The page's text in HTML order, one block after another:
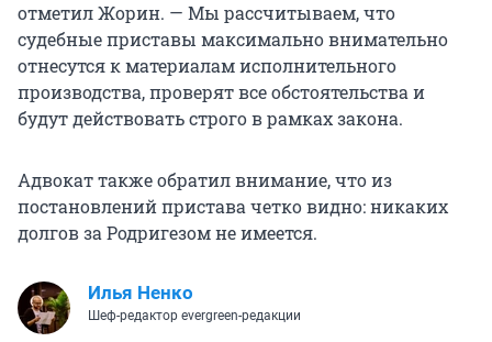
отметил Жорин. — Мы рассчитываем, что
судебные приставы максимально внимательно
отнесутся к материалам исполнительного
производства, проверят все обстоятельства и
будут действовать строго в рамках закона.
Адвокат также обратил внимание, что из
постановлений пристава четко видно: никаких
долгов за Родригезом не имеется.
Илья Ненко
Шеф-редактор evergreen-редакции